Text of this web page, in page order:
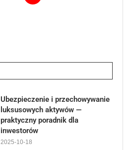
Ubezpieczenie i przechowywanie
luksusowych aktywów —
praktyczny poradnik dla
inwestorów
2025-10-18